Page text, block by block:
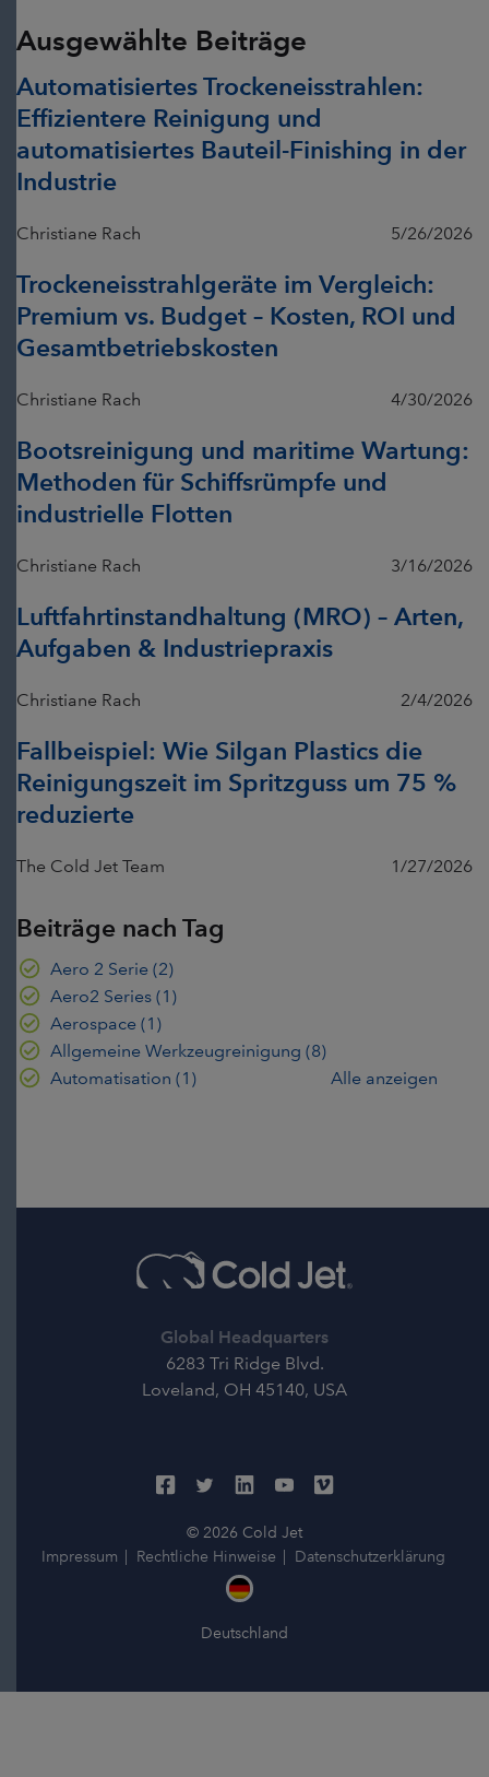
Ausgewählte Beiträge
Automatisiertes Trockeneisstrahlen:
Effizientere Reinigung und
automatisiertes Bauteil-Finishing in der
Industrie
Christiane Rach 5/26/2026
Trockeneisstrahlgeräte im Vergleich:
Premium vs. Budget – Kosten, ROI und
Gesamtbetriebskosten
Christiane Rach 4/30/2026
Bootsreinigung und maritime Wartung:
Methoden für Schiffsrümpfe und
industrielle Flotten
Christiane Rach 3/16/2026
Luftfahrtinstandhaltung (MRO) – Arten,
Aufgaben & Industriepraxis
Christiane Rach 2/4/2026
Fallbeispiel: Wie Silgan Plastics die
Reinigungszeit im Spritzguss um 75 %
reduzierte
The Cold Jet Team 1/27/2026
Beiträge nach Tag
Aero 2 Serie (2)
Aero2 Series (1)
Aerospace (1)
Allgemeine Werkzeugreinigung (8)
Automatisation (1) Alle anzeigen
Global Headquarters
6283 Tri Ridge Blvd.
Loveland, OH 45140, USA
© 2026 Cold Jet
Impressum
Rechtliche Hinweise Datenschutzerklärung
Deutschland